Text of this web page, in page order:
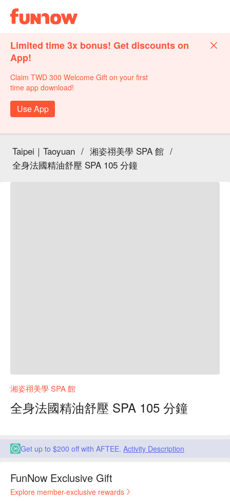
Limited time 3x bonus! Get discounts on
App!
Claim TWD 300 Welcome Gift on your first
time app download!
Use App
Taipei｜Taoyuan / 湘姿祤美學 SPA 館 /
全身法國精油舒壓 SPA 105 分鐘
湘姿祤美學 SPA 館
全身法國精油舒壓 SPA 105 分鐘
Get up to $200 off with AFTEE. Activity Description
FunNow Exclusive Gift
Explore member-exclusive rewards